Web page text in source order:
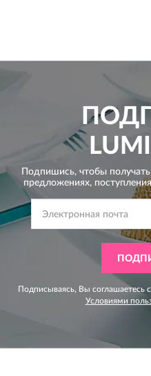
Подпишись, чтобы
предложениях,
Подписываясь, Вы соглашаетесь с
Условиями